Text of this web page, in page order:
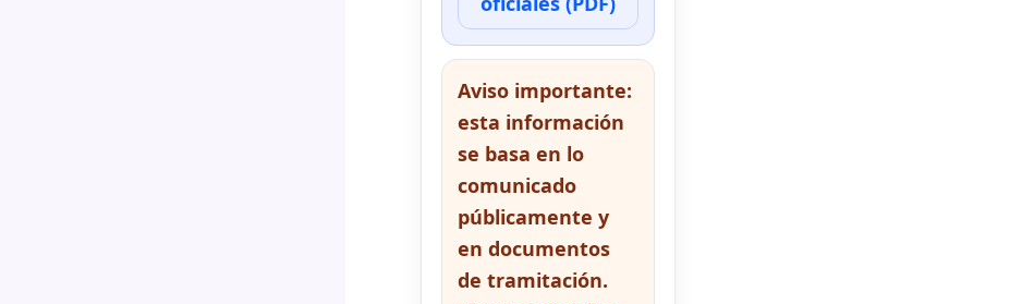
Aviso importante:
esta información
se basa en lo
comunicado
públicamente y
en documentos
de tramitación.